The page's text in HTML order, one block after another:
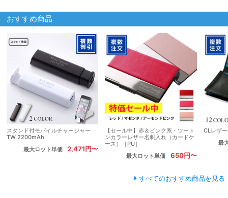
おすすめ商品
スタンド付モバイルチャージャー
TW 2200mAh
最大ロット単価
2,471円〜
【セール中】赤＆ピンク系・ツート
ンカラーレザー名刺入れ（カードケ
ース）［PU］
最大ロット単価
650円〜
CLレザ
最
すべてのおすすめ商品を見る